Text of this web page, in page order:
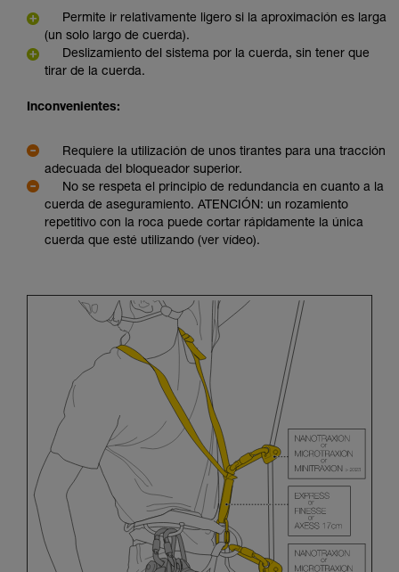
Permite ir relativamente ligero si la aproximación es larga
(un solo largo de cuerda).
Deslizamiento del sistema por la cuerda, sin tener que
tirar de la cuerda.
Inconvenientes:
Requiere la utilización de unos tirantes para una tracción
adecuada del bloqueador superior.
No se respeta el principio de redundancia en cuanto a la
cuerda de aseguramiento. ATENCIÓN: un rozamiento
repetitivo con la roca puede cortar rápidamente la única
cuerda que esté utilizando (ver vídeo).